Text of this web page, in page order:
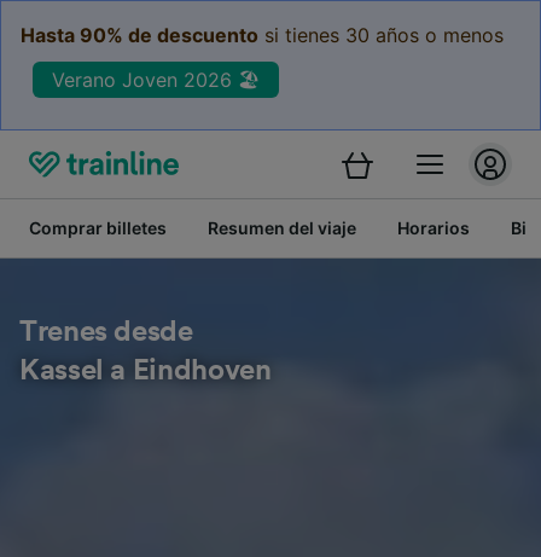
Hasta 90% de descuento si tienes 30 años o menos
Verano Joven 2026 🏖️
Comprar billetes Resumen del viaje Horarios
Trenes desde
Kassel a Eindhoven